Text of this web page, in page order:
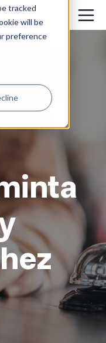
tracked
will be
preference